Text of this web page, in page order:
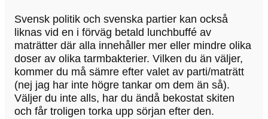
Svensk politik och svenska partier kan också
liknas vid en i förväg betald lunchbuffé av
maträtter där alla innehåller mer eller mindre olika
doser av olika tarmbakterier. Vilken du än väljer,
kommer du må sämre efter valet av parti/maträtt
(nej jag har inte högre tankar om dem än så).
Väljer du inte alls, har du ändå bekostat skiten
och får troligen torka upp sörjan efter den.